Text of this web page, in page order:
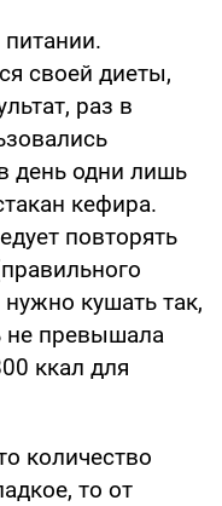
своей диеты,
раз в
день одни лишь
кефира.
повторять
кушать так,
не превышала
ккал для
количество
то от